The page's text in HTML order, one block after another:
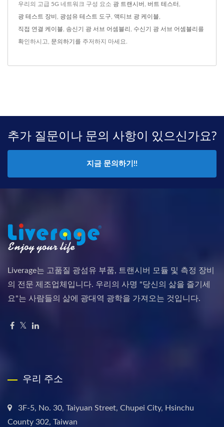
우리의 고급 5G 네트워크 구성 요소 광 트랜시버 , 버트 테스터 ,
광 테스트 장비 , 광섬유 테스트 도구, 액티브 광 케이블,
직접 연결 케이블, 송신기 광 서브 어셈블리 , 수신기 광 서브 어셈블리 를
확인하시고, 문의하기 를 주저하지 마세요.
추가 질문이나 문의 사항이 있으신가요?
지금 문의하기!!
Liverage는 고품질 광섬유 부품, 트랜시버 모듈 및 측정 장비
의 전문 제조업체입니다. 우리의 사명 "당신의 삶을 즐기세
요"는 사람들의 삶에 광대역 광학을 가져오는 것입니다.
우리 주소
3F-5, No. 30, Taiyuan Street, Chupei City, Hsinchu
County 302, Taiwan